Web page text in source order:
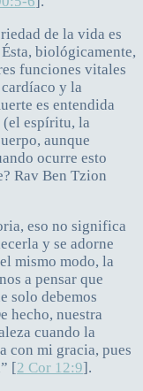
de la vida es
biológicamente,
funciones vitales
y la
es entendida
(el espíritu, la
aunque
ocurre esto
Rav Ben Tzion
eso no significa
y se adorne
mismo modo, la
a pensar que
solo debemos
hecho, nuestra
cuando la
con mi gracia, pues
[2 Cor 12:9].